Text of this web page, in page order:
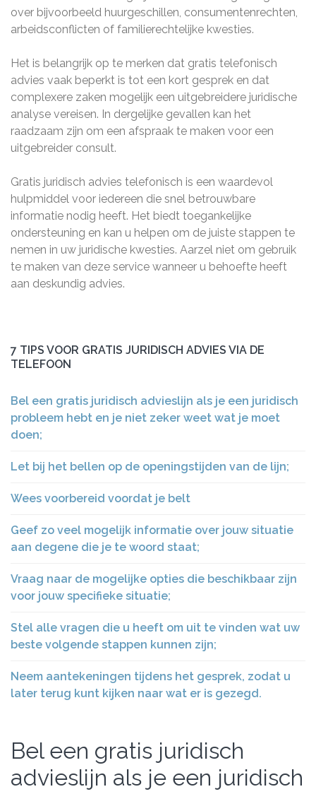
over bijvoorbeeld huurgeschillen, consumentenrechten,
arbeidsconflicten of familierechtelijke kwesties.
Het is belangrijk op te merken dat gratis telefonisch
advies vaak beperkt is tot een kort gesprek en dat
complexere zaken mogelijk een uitgebreidere juridische
analyse vereisen. In dergelijke gevallen kan het
raadzaam zijn om een afspraak te maken voor een
uitgebreider consult.
Gratis juridisch advies telefonisch is een waardevol
hulpmiddel voor iedereen die snel betrouwbare
informatie nodig heeft. Het biedt toegankelijke
ondersteuning en kan u helpen om de juiste stappen te
nemen in uw juridische kwesties. Aarzel niet om gebruik
te maken van deze service wanneer u behoefte heeft
aan deskundig advies.
7 TIPS VOOR GRATIS JURIDISCH ADVIES VIA DE
TELEFOON
Bel een gratis juridisch advieslijn als je een juridisch
probleem hebt en je niet zeker weet wat je moet
doen;
Let bij het bellen op de openingstijden van de lijn;
Wees voorbereid voordat je belt
Geef zo veel mogelijk informatie over jouw situatie
aan degene die je te woord staat;
Vraag naar de mogelijke opties die beschikbaar zijn
voor jouw specifieke situatie;
Stel alle vragen die u heeft om uit te vinden wat uw
beste volgende stappen kunnen zijn;
Neem aantekeningen tijdens het gesprek, zodat u
later terug kunt kijken naar wat er is gezegd.
Bel een gratis juridisch
advieslijn als je een juridisch